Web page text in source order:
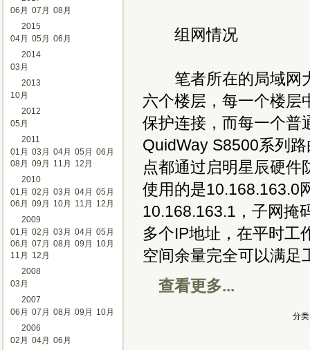
组网情况
笔者所在的局域网大
六个楼层，每一个楼层
保护连接，而每一个普
QuidWay S8500系列
点都通过启明星辰硬件
使用的是10.168.163.0
10.168.163.1，子网掩
多个IP地址，在平时工
空间余量完全可以满足
查看更多...
分
06月 07月 08月
2015
04月 05月 06月
2014
03月
2013
10月
2012
05月
2011
01月 03月 04月 05月 06月
08月 09月 11月
12月
2010
01月 02月 03月 04月 05月
06月 09月 10月 11月
12月
2009
01月 02月 03月 04月 05月
06月 07月 08月 09月
10月
11月
12月
2008
03月
2007
06月 07月 08月 09月
10月
2006
02月 04月 06月